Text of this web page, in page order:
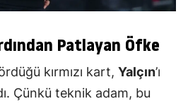
Patlayan Öfke
kırmızı kart, Yalçın’ı
Çünkü teknik adam, bu